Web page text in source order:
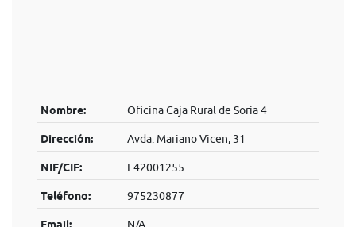
Nombre: Oficina Caja Rural de Soria 4
Dirección: Avda. Mariano Vicen, 31
NIF/CIF: F42001255
Teléfono: 975230877